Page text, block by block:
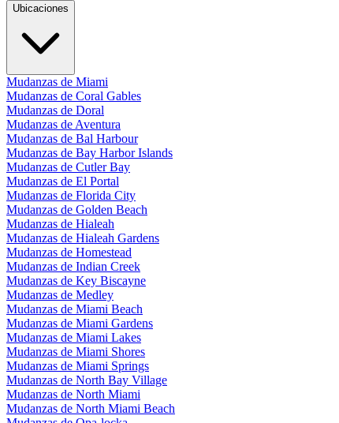
Ubicaciones
Mudanzas de Miami
Mudanzas de Coral Gables
Mudanzas de Doral
Mudanzas de Aventura
Mudanzas de Bal Harbour
Mudanzas de Bay Harbor Islands
Mudanzas de Cutler Bay
Mudanzas de El Portal
Mudanzas de Florida City
Mudanzas de Golden Beach
Mudanzas de Hialeah
Mudanzas de Hialeah Gardens
Mudanzas de Homestead
Mudanzas de Indian Creek
Mudanzas de Key Biscayne
Mudanzas de Medley
Mudanzas de Miami Beach
Mudanzas de Miami Gardens
Mudanzas de Miami Lakes
Mudanzas de Miami Shores
Mudanzas de Miami Springs
Mudanzas de North Bay Village
Mudanzas de North Miami
Mudanzas de North Miami Beach